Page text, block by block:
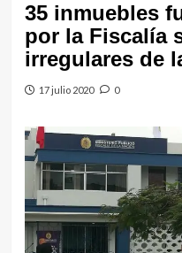
35 inmuebles
por la Fiscalía
irregulares de
17 julio 2020 0